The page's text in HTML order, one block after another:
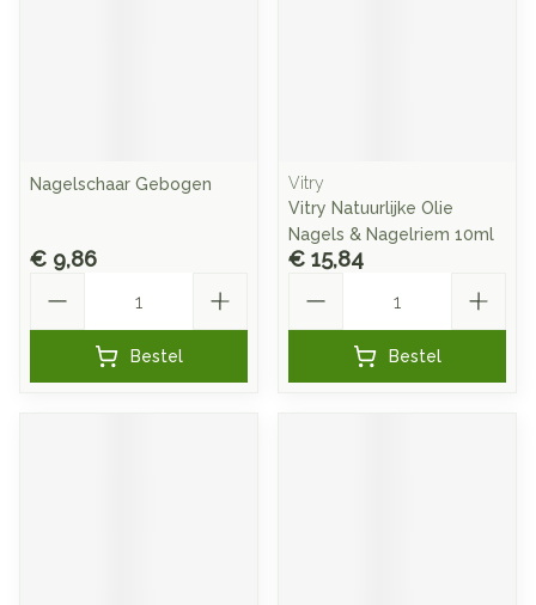
Nagelschaar Gebogen
€ 9,86
Bestel
Vitry
Vitry Natuurlijke Olie
Nagels & Nagelriem 10ml
€ 15,84
Bestel